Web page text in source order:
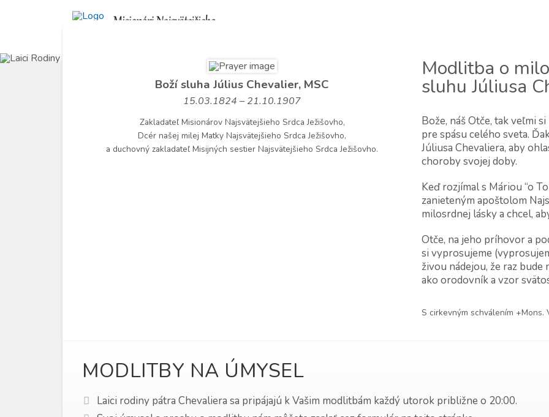
Boží sluha Július Chevalier, MSC
15.03.1824 – 21.10.1907
Zakladateľ Misionárov Najsvätejšieho Srdca Ježišovho,
Dcér našej milej Matky Najsvätejšieho Srdca Ježišovho,
a duchovný zakladateľ Misijných sestier Najsvätejšieho Srdca Ježišovho.
Modlitba o
sluhu Júliusa
Bože, náš Otče, tak veľmi
pre spásu celého sveta.
Júliusa Chevaliera, aby
choroby svojej doby.
Keď rozjímal s Máriou “o
zanieteným apoštolom
milosrdnej lásky a chcel,
Otče, na jeho príhovor a
si vyprosujeme
živou nádejou, že raz
ako orodovník a vzor
S cirkevným schválením +Mons.
MODLITBY NA ÚMYSEL
Laici rodiny pátra Chevaliera sa pripájajú k Vašim modlitbám každý utorok približne o 20:00.